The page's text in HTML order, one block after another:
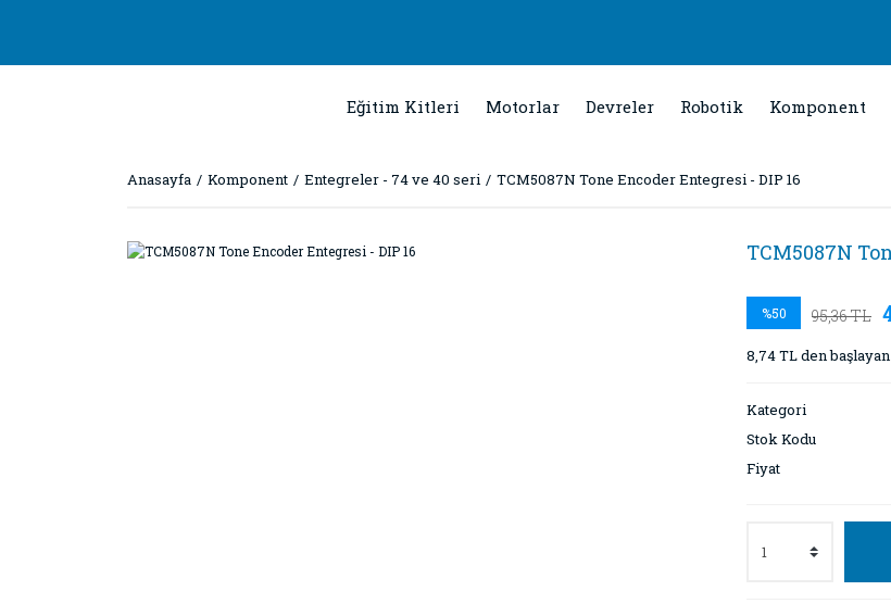
Eğitim Kitleri Motorlar Devreler Robotik Komponent
Anasayfa Komponent Entegreler - 74 ve 40 seri TCM5087N Tone Encoder Entegresi - DIP 16
TCM5087N
%50 95,36 TL
8,74 TL den
Kategori
Stok Kodu
Fiyat